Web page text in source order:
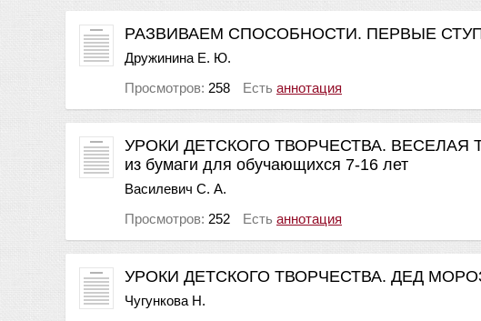
РАЗВИВАЕМ СПОСОБНОСТИ. ПЕРВЫЕ
Дружинина Е. Ю.
Просмотров: 258 Есть аннотация
УРОКИ ДЕТСКОГО ТВОРЧЕСТВА. ВЕСЕЛАЯ
из бумаги для обучающихся 7-16 лет
Василевич С. А.
Просмотров: 252 Есть аннотация
УРОКИ ДЕТСКОГО ТВОРЧЕСТВА. ДЕД
Чугункова Н.